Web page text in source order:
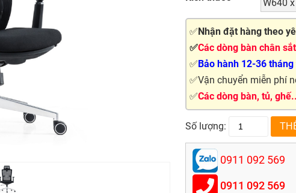
W640
✅ Nhận đặt hàng theo
✅Các dòng bàn chân
✅ Bảo hành 12-36
✅Vận chuyển miễn phí
✅Các dòng bàn, tủ,
Số lượng:
0911 092 569
0911 092 569